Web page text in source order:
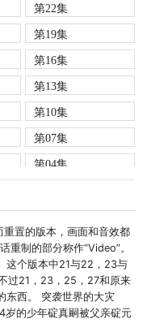
第22集
第19集
第16集
第13集
第10集
第07集
第04集
置的版本，画面和音效都
制的部分称作“Video”。
这个版本中21与22，23与
过21，23，25，27和原来
东西。 突袭世界的大灾
岁的少年碇真嗣被父亲碇元